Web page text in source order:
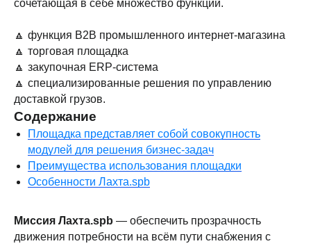
сочетающая в себе множество функций.
🔼 функция B2B промышленного интернет-магазина
🔼 торговая площадка
🔼 закупочная ERP-система
🔼 специализированные решения по управлению
доставкой грузов.
Содержание
Площадка представляет собой совокупность
модулей для решения бизнес-задач
Преимущества использования площадки
Особенности Лахта.spb
Миссия Лахта.spb — обеспечить прозрачность
движения потребности на всём пути снабжения с